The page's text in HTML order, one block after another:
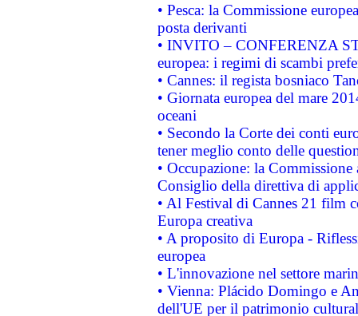
• Pesca: la Commissione
posta derivanti
• INVITO – CONFERENZA
europea: i regimi di scambi
• Cannes: il regista bosniaco
• Giornata europea del mare
oceani
• Secondo la Corte dei conti
tener meglio conto delle
• Occupazione: la
Consiglio della direttiva di
• Al Festival di Cannes 21 film
Europa creativa
• A proposito di Europa -
europea
• L'innovazione nel settore
• Vienna: Plácido Domingo e
dell'UE per il patrimonio